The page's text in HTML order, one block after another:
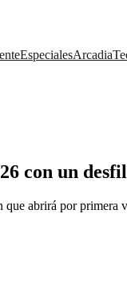
EspecialesArcadia
con un
abrirá por